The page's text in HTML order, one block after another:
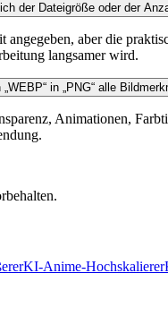
der Dateigröße oder der
aber die
langsamer wird.
in „PNG“ alle
Animationen,
KI-Anime-Hochskalierer